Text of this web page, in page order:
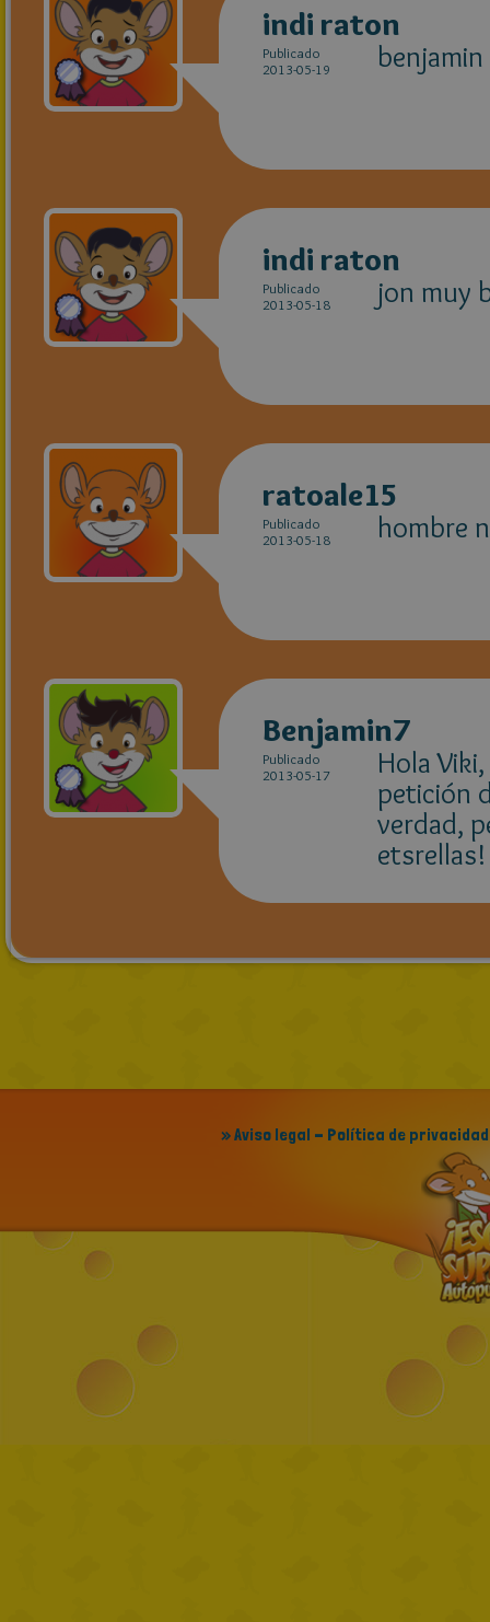
indi raton
Publicado
2013-05-19
indi raton
Publicado
2013-05-18
jon muy
ratoale15
Publicado
2013-05-18
hombre
Benjamin7
Publicado
2013-05-17
Hola
petición
verdad,
etsrellas!
» Aviso legal - Política de privacidad